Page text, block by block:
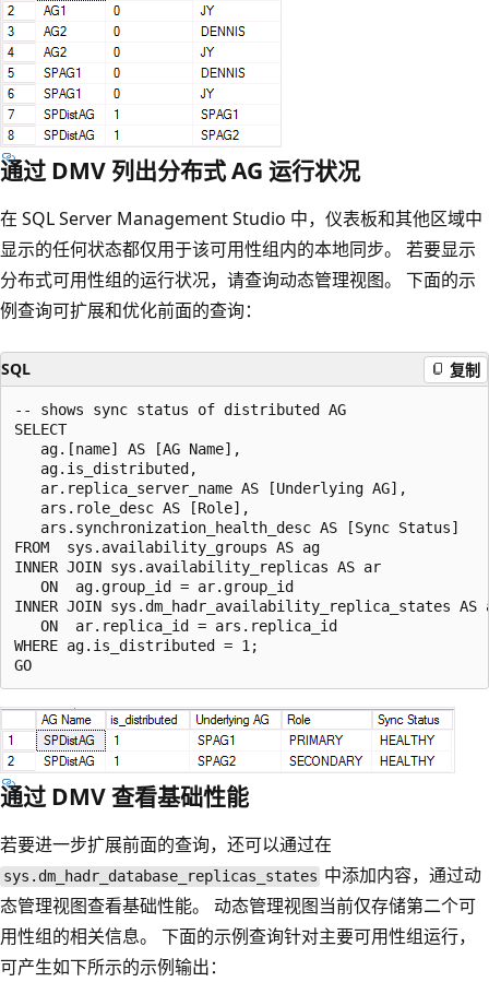
通过 DMV 列出分布式 AG 运行状况
在 SQL Server Management Studio 中，仪表板和其他区域中
显示的任何状态都仅用于该可用性组内的本地同步。 若要显示
分布式可用性组的运行状况，请查询动态管理视图。 下面的示
例查询可扩展和优化前面的查询：
SQL 复制
-- shows sync status of distributed AG
SELECT
   ag.[name] AS [AG Name],
   ag.is_distributed,
   ar.replica_server_name AS [Underlying AG],
   ars.role_desc AS [Role],
   ars.synchronization_health_desc AS [Sync Status]
FROM  sys.availability_groups AS ag
INNER JOIN sys.availability_replicas AS ar
   ON  ag.group_id = ar.group_id
INNER JOIN sys.dm_hadr_availability_replica_states AS
   ON  ar.replica_id = ars.replica_id
WHERE ag.is_distributed = 1;
通过 DMV 查看基础性能
若要进一步扩展前面的查询，还可以通过在
sys.dm_hadr_database_replicas_states 中添加内容，通过动
态管理视图查看基础性能。 动态管理视图当前仅存储第二个可
用性组的相关信息。 下面的示例查询针对主要可用性组运行，
可产生如下所示的示例输出：